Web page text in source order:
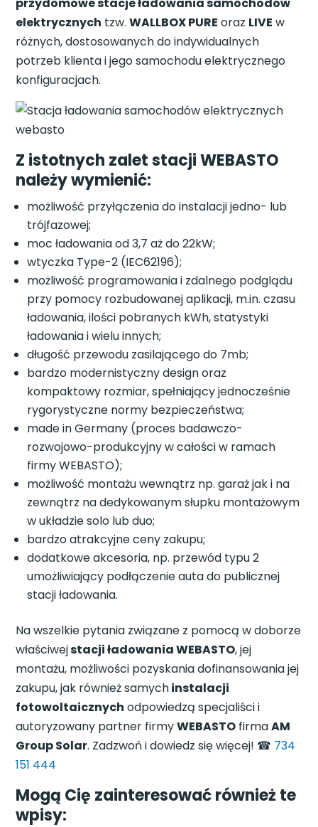
elektrycznych tzw.WALLBOX PURE oraz LIVE w
różnych, dostosowanych do indywidualnych
potrzeb klienta i jego samochodu elektrycznego
konfiguracjach.
Z istotnych zaletstacji WEBASTO
należy wymienić:
możliwość przyłączenia do instalacji jedno- lub
trójfazowej;
moc ładowania od 3,7 aż do 22kW;
wtyczka Type-2 (IEC62196);
możliwość programowania i zdalnego podglądu
przy pomocy rozbudowanej aplikacji, m.in. czasu
ładowania, ilości pobranych kWh, statystyki
ładowania i wielu innych;
długość przewodu zasilającego do 7mb;
bardzo modernistyczny design oraz
kompaktowy rozmiar, spełniający jednocześnie
rygorystyczne normy bezpieczeństwa;
made in Germany (proces badawczo-
rozwojowo-produkcyjny w całości w ramach
firmy WEBASTO);
możliwość montażu wewnątrz np. garaż jak i na
zewnątrz na dedykowanym słupku montażowym
w układzie solo lub duo;
bardzo atrakcyjne ceny zakupu;
dodatkowe akcesoria, np. przewód typu 2
umożliwiający podłączenie auta do publicznej
stacji ładowania.
Na wszelkie pytania związane z pomocą w doborze
właściwejstacji ładowania WEBASTO, jej
montażu, możliwości pozyskania dofinansowania jej
zakupu, jak również samychinstalacji
fotowoltaicznych odpowiedzą specjaliści i
autoryzowany partner firmyWEBASTO firmaAM
Group Solar. Zadzwoń i dowiedz się więcej! ☎ 734
151 444
Mogą Cię zainteresować również te
wpisy: